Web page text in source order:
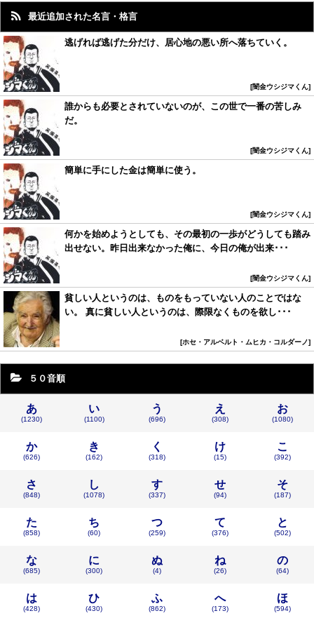
最近追加された名言・格言
逃げれば逃げた分だけ、居心地の悪い所へ落ちていく。
闇金ウシジマくん
誰からも必要とされていないのが、この世で一番の苦しみ
だ。
闇金ウシジマくん
簡単に手にした金は簡単に使う。
闇金ウシジマくん
何かを始めようとしても、その最初の一歩がどうしても踏み
出せない。昨日出来なかった俺に、今日の俺が出来･･･
闇金ウシジマくん
貧しい人というのは、ものをもっていない人のことではな
い。 真に貧しい人というのは、際限なくものを欲し･･･
ホセ・アルベルト・ムヒカ・コルダーノ
５０音順
あ
(1230)
い
(1100)
う
(696)
え
(308)
お
(1080)
か
(626)
き
(162)
く
(318)
け
(15)
こ
(392)
さ
(848)
し
(1078)
す
(337)
せ
(94)
そ
(187)
た
(858)
ち
(60)
つ
(259)
て
(376)
と
(502)
な
(685)
に
(300)
ぬ
(4)
ね
(26)
の
(64)
は
(428)
ひ
(430)
ふ
(862)
へ
(173)
ほ
(594)